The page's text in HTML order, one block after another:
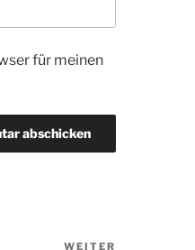
für meinen
WEITER